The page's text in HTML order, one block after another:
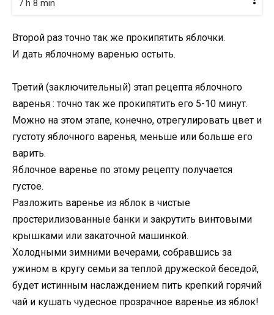
7 h 8 min
Второй раз точно так же прокипятить яблочки.
И дать яблочному варенью остыть.
Третий (заключительный) этап рецепта яблочного
варенья : точно так же прокипятить его 5-10 минут.
Можно на этом этапе, конечно, отрегулировать цвет и
густоту яблочного варенья, меньше или больше его
варить.
Яблочное варенье по этому рецепту получается
густое.
Разложить варенье из яблок в чистые
простерилизованные банки и закрутить винтовыми
крышками или закаточной машинкой.
Холодными зимними вечерами, собравшись за
ужином в кругу семьи за теплой дружеской беседой,
будет истинным наслаждением пить крепкий горячий
чай и кушать чудесное прозрачное варенье из яблок!